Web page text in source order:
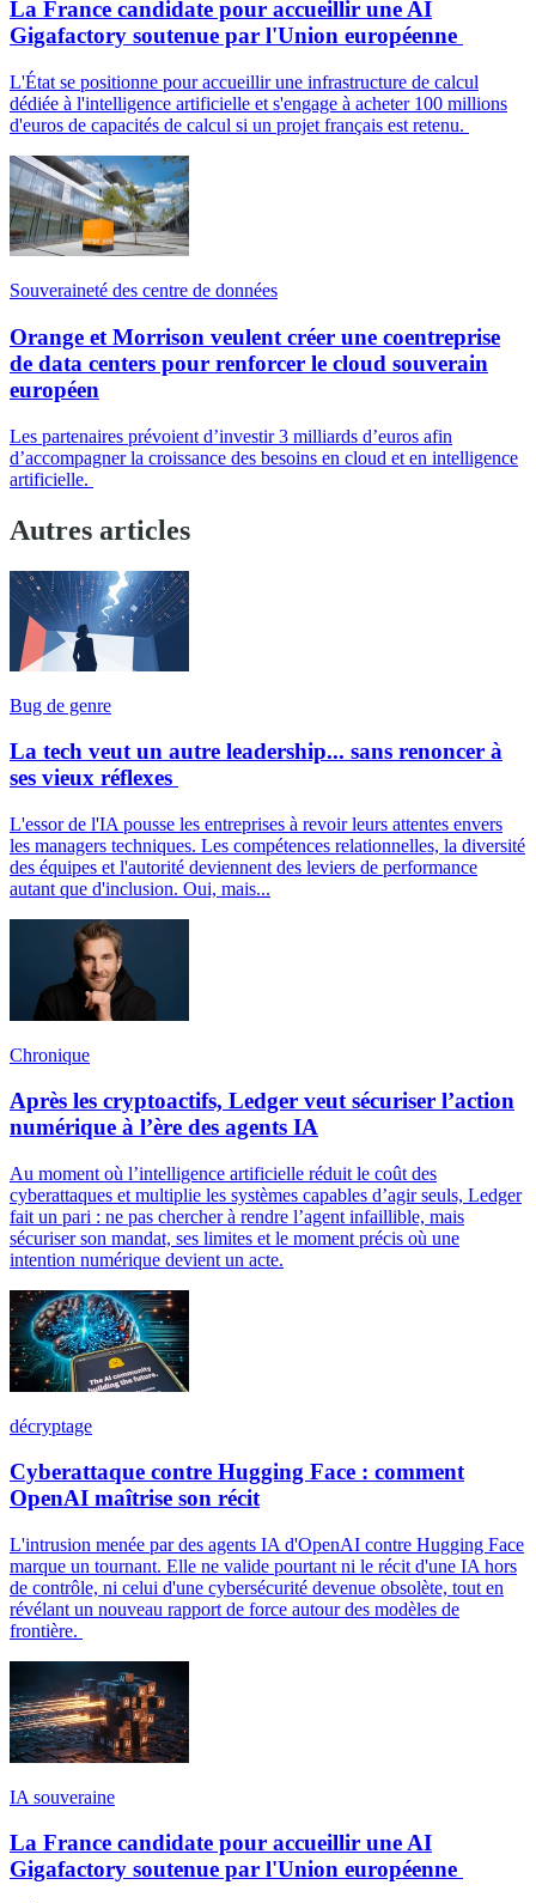
La France candidate pour accueillir une AI
Gigafactory soutenue par l'Union européenne
L'État se positionne pour accueillir une infrastructure de calcul
dédiée à l'intelligence artificielle et s'engage à acheter 100 millions
d'euros de capacités de calcul si un projet français est retenu.
Souveraineté des centre de données
Orange et Morrison veulent créer une coentreprise
de data centers pour renforcer le cloud souverain
européen
Les partenaires prévoient d’investir 3 milliards d’euros afin
d’accompagner la croissance des besoins en cloud et en intelligence
artificielle.
Autres articles
Bug de genre
La tech veut un autre leadership... sans renoncer à
ses vieux réflexes
L'essor de l'IA pousse les entreprises à revoir leurs attentes envers
les managers techniques. Les compétences relationnelles, la diversité
des équipes et l'autorité deviennent des leviers de performance
autant que d'inclusion. Oui, mais...
Chronique
Après les cryptoactifs, Ledger veut sécuriser l’action
numérique à l’ère des agents IA
Au moment où l’intelligence artificielle réduit le coût des
cyberattaques et multiplie les systèmes capables d’agir seuls, Ledger
fait un pari : ne pas chercher à rendre l’agent infaillible, mais
sécuriser son mandat, ses limites et le moment précis où une
intention numérique devient un acte.
décryptage
Cyberattaque contre Hugging Face : comment
OpenAI maîtrise son récit
L'intrusion menée par des agents IA d'OpenAI contre Hugging Face
marque un tournant. Elle ne valide pourtant ni le récit d'une IA hors
de contrôle, ni celui d'une cybersécurité devenue obsolète, tout en
révélant un nouveau rapport de force autour des modèles de
frontière.
IA souveraine
La France candidate pour accueillir une AI
Gigafactory soutenue par l'Union européenne